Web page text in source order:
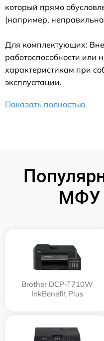
который прямо
(например,
Для комплектующих:
работоспособности или
характеристикам при
эксплуатации.
Показать полностью
МФУ
Brother DCP-T710W
InkBenefit Plus